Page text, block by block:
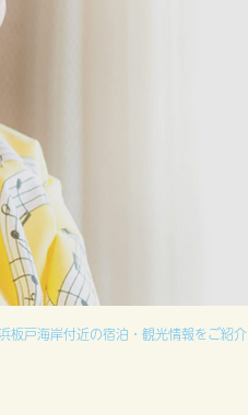
板戸海岸付近の宿泊・観光情報をご紹介